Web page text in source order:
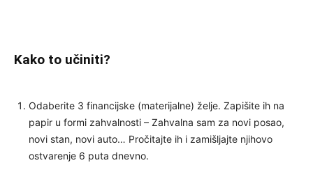
Kako to učiniti?
Odaberite 3 financijske (materijalne) želje. Zapišite ih na
papir u formi zahvalnosti – Zahvalna sam za novi posao,
novi stan, novi auto… Pročitajte ih i zamišljajte njihovo
ostvarenje 6 puta dnevno.